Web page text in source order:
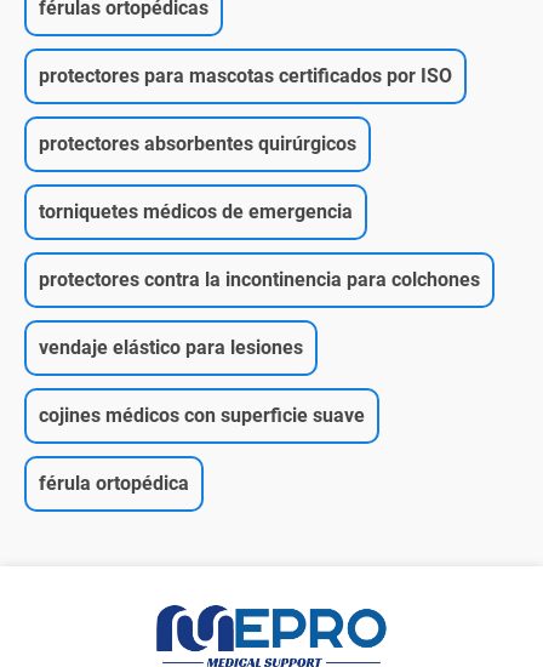
férulas ortopédicas
protectores para mascotas certificados por ISO
protectores absorbentes quirúrgicos
torniquetes médicos de emergencia
protectores contra la incontinencia para colchones
vendaje elástico para lesiones
cojines médicos con superficie suave
férula ortopédica